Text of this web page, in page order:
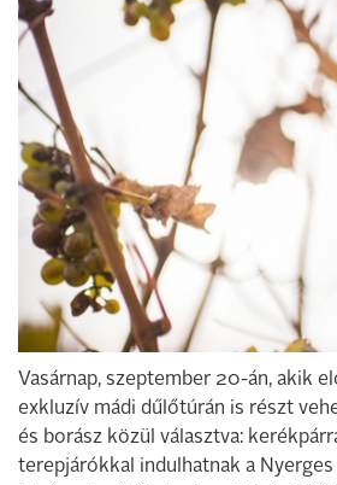
Vasárnap, szeptember 20-án, akik
exkluzív mádi dűlőtúrán is részt
és borász közül választva:
terepjárókkal indulhatnak a